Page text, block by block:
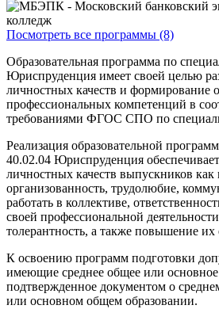
Посмотреть все программы (8)
Образовательная программа по
Юриспруденция имеет своей целью
личностных качеств и формирование
профессиональных компетенций в
требованиями ФГОС СПО по
Реализация образовательной
40.02.04 Юриспруденция
личностных качеств выпускников как
организованность, трудолюбие,
работать в коллективе,
своей профессиональной
толерантность, а также повышение
К освоению программ подготовки
имеющие среднее общее или основное
подтвержденное документом о
или основном общем образовании.